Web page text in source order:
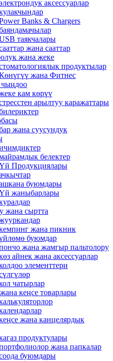
аксессуарлар
Banks & Chargers
таякчалары
жана сааттар
жана жеке
продуктылар
жана Фитнес
чыңдоо
кам көрүү
арылтуу каражаттары
жана суусундук
белектер
Продукциялары
буюмдары
жаныбарлары
жана сыртта
жана пикник
буюмдар
жана жамгыр пальтолору
айнек жана аксессуарлар
элементтери
чатырлар
кеңсе товарлары
жана канцелярдык
продуктулары
жана папкалар
буюмдары